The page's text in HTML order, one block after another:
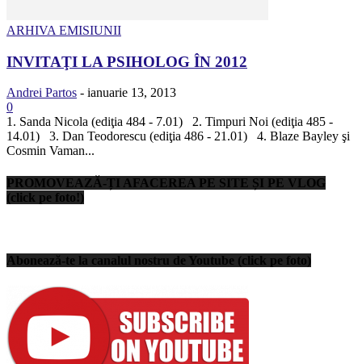
ARHIVA EMISIUNII
INVITAŢI LA PSIHOLOG ÎN 2012
Andrei Partos - ianuarie 13, 2013
0
1. Sanda Nicola (ediţia 484 - 7.01) 2. Timpuri Noi (ediţia 485 -
14.01) 3. Dan Teodorescu (ediţia 486 - 21.01) 4. Blaze Bayley şi
Cosmin Vaman...
PROMOVEAZĂ-ȚI AFACEREA PE SITE ȘI PE VLOG
(click pe foto!)
Abonează-te la canalul nostru de Youtube (click pe foto)